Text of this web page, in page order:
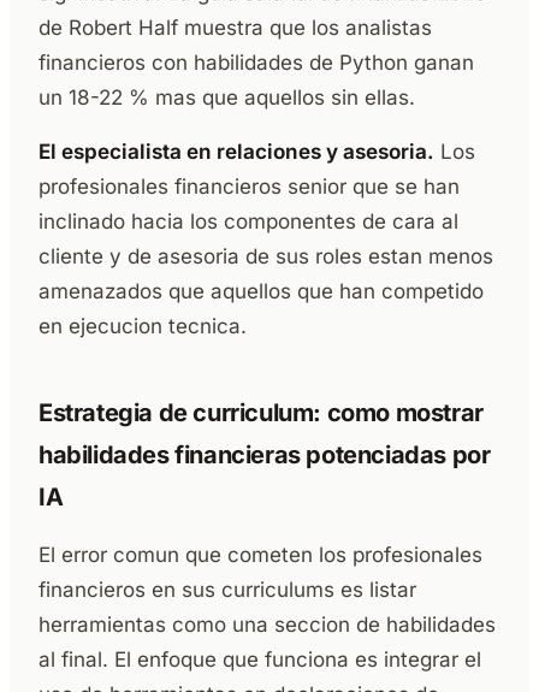
de Robert Half muestra que los analistas
financieros con habilidades de Python ganan
un 18-22 % mas que aquellos sin ellas.
El especialista en relaciones y asesoria. Los
profesionales financieros senior que se han
inclinado hacia los componentes de cara al
cliente y de asesoria de sus roles estan menos
amenazados que aquellos que han competido
en ejecucion tecnica.
Estrategia de curriculum: como mostrar
habilidades financieras potenciadas por
IA
El error comun que cometen los profesionales
financieros en sus curriculums es listar
herramientas como una seccion de habilidades
al final. El enfoque que funciona es integrar el